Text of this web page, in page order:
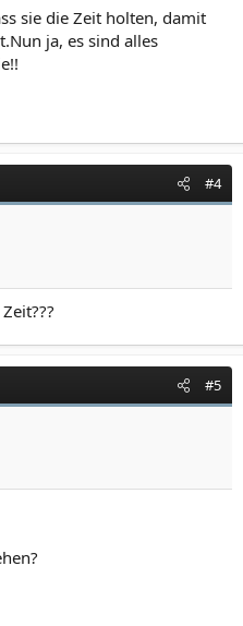
sie die Zeit holten, damit
ja, es sind alles
#4
#5